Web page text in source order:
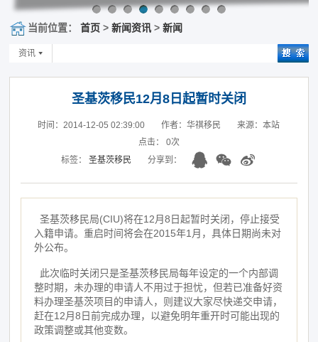
当前位置： 首页 >新闻资讯 >新闻
资讯
圣基茨移民12月8日起暂时关闭
时间：2014-12-05 02:39:00 作者：华祺移民
来源：本站
点击： 0次
标签：圣基茨移民 分享到：
圣基茨移民局(CIU)将在12月8日起暂时关闭，停止接受
入籍申请。重启时间将会在2015年1月，具体日期尚未对
外公布。
此次临时关闭只是圣基茨移民局每年设定的一个内部调
整时期，未办理的申请人不用过于担忧，但若已准备好资
料办理圣基茨项目的申请人，则建议大家尽快递交申请，
赶在12月8日前完成办理，以避免明年重开时可能出现的
政策调整或其他变数。